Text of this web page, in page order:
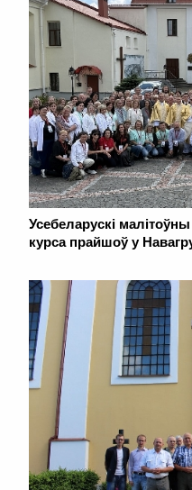
Усебеларускі
курса прайшоў у